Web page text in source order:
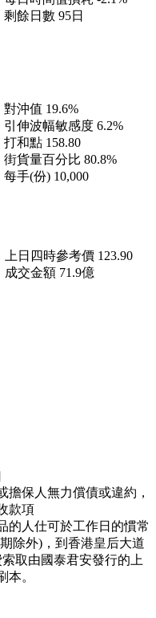
剩餘日數 95日
對沖值 19.6%
引伸波幅敏感度 6.2%
打和點 158.80
街貨量百分比 80.8%
每手(份) 10,000
上日四時參考價 123.90
成交金額 71.9億
擔保人無力償債或違約，
款項
的人仕可於工作日的慣常
除外)，到香港皇后大道
取由國泰君安發行的上
本。